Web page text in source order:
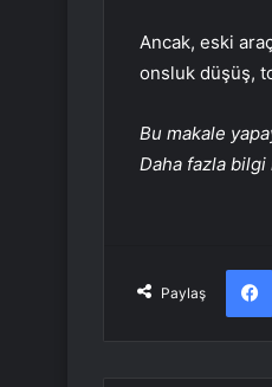
Ancak, eski
onsluk düşüş,
Bu makale
Daha fazla bilgi
Paylaş